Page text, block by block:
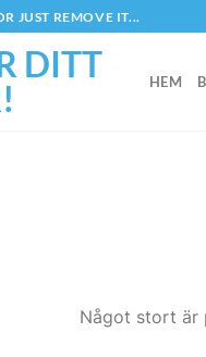
JUST REMOVE IT...
HEM
Något stort är